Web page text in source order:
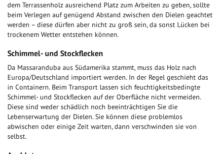
dem Terrassenholz ausreichend Platz zum Arbeiten zu geben, sollte
beim Verlegen auf genügend Abstand zwischen den Dielen geachtet
werden – diese dürfen aber nicht zu groß sein, da sonst Lücken bei
trockenem Wetter entstehen können.
Schimmel- und Stockflecken
Da Massaranduba aus Südamerika stammt, muss das Holz nach
Europa/Deutschland importiert werden. In der Regel geschieht das
in Containern. Beim Transport lassen sich feuchtigkeitsbedingte
Schimmel- und Stockflecken auf der Oberfläche nicht vermeiden.
Diese sind weder schädlich noch beeinträchtigen Sie die
Lebenserwartung der Dielen. Sie können diese problemlos
abwischen oder einige Zeit warten, dann verschwinden sie von
selbst.